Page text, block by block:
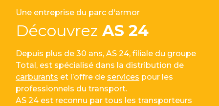
Une entreprise du parc d'armor
Découvrez AS 24
Depuis plus de 30 ans, AS 24, filiale du groupe
Total, est spécialisé dans la distribution de
carburants et l’offre de services pour les
professionnels du transport.
AS 24 est reconnu par tous les transporteurs